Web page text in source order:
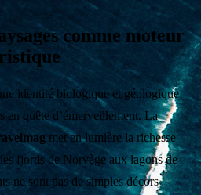
comme moteur
identité biologique et géologique
en quête d’émerveillement. La
met en lumière la richesse
fjords de Norvège aux lagons de
ne sont pas de simples décors